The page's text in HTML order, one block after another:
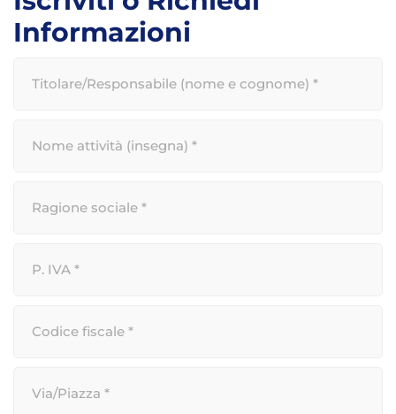
Informazioni